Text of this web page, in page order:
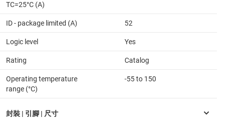
TC=25°C (A)
ID - package limited (A) 52
Logic level Yes
Rating Catalog
Operating temperature
range (°C)
-55 to 150